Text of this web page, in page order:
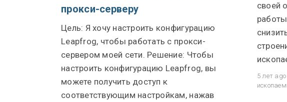
прокси-серверу
Цель: Я хочу настроить конфигурацию
Leapfrog, чтобы работать с прокси-
сервером моей сети. Решение: Чтобы
настроить конфигурацию Leapfrog, вы
можете получить доступ к
соответствующим настройкам, нажав
своей
5 лет ago